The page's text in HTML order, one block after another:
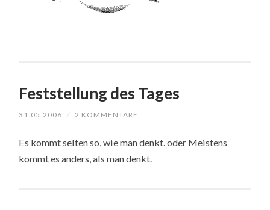
Feststellung des Tages
31.05.2006 / 2 KOMMENTARE
Es kommt selten so, wie man denkt. oder Meistens
kommt es anders, als man denkt.